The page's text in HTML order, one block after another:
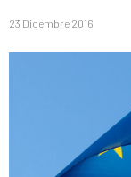
23 Dicembre 2016